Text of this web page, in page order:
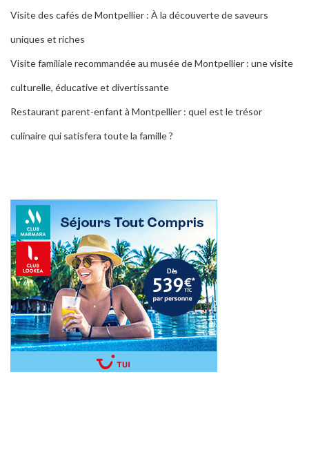
Visite des cafés de Montpellier : À la découverte de saveurs
uniques et riches
Visite familiale recommandée au musée de Montpellier : une visite
culturelle, éducative et divertissante
Restaurant parent-enfant à Montpellier : quel est le trésor
culinaire qui satisfera toute la famille ?